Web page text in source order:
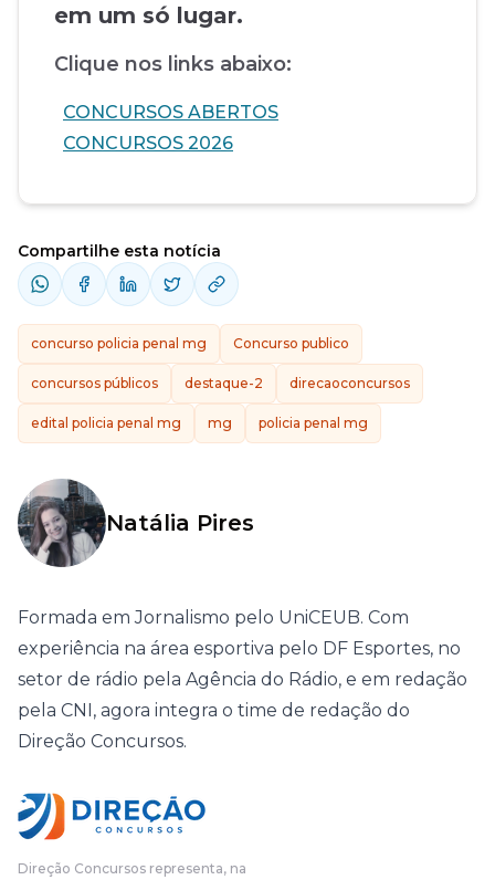
em um só lugar.
Clique nos links abaixo:
CONCURSOS ABERTOS
CONCURSOS 2026
Compartilhe esta notícia
concurso policia penal mg Concurso publico
concursos públicos destaque-2 direcaoconcursos
edital policia penal mg mg policia penal mg
Natália Pires
Formada em Jornalismo pelo UniCEUB. Com
experiência na área esportiva pelo DF Esportes, no
setor de rádio pela Agência do Rádio, e em redação
pela CNI, agora integra o time de redação do
Direção Concursos.
Direção Concursos representa, na